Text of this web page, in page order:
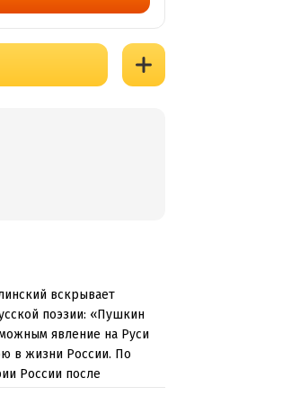
вскрывает
поэзии: «Пушкин
явление на Руси
в жизни России. По
России после